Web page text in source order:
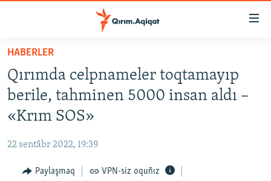
Esas
qaytmaq
Baş
navigatsiyağa
qaytmaq
Qıdıruvğa
HABERLER
SİYASET
İQTİSADİYAT
MEDENİYET
İNSAN AQLARI
HABERLER
Qırımda celpnameler toqtamayıp
berile, tahminen 5000 insan aldı –
«Krım SOS»
22 sentâbr 2022, 19:39
Paylaşmaq VPN-siz oquñız